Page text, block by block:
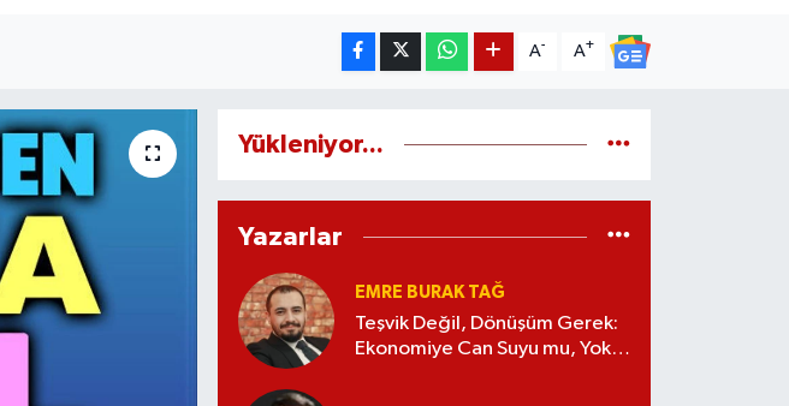
A- A+
Yükleniyor...
Yazarlar
EMRE BURAK TAĞ
Teşvik Değil, Dönüşüm Gerek:
Ekonomiye Can Suyu mu, Yoksa